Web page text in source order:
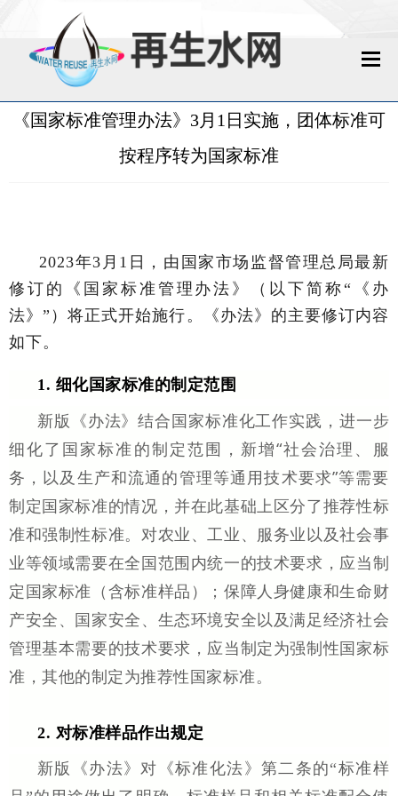
技术资料
学术交流
学术前沿
《国家标准管理办法》3月1日实施，团体标准可
按程序转为国家标准
2023年3月1日，由国家市场监督管理总局最新
修订的《国家标准管理办法》（以下简称“《办
法》”）将正式开始施行。
《办法》的主要修订内容
如下。
1. 细化国家标准的制定范围
新版《办法》结合国家标准化工作实践，进一步
细化了国家标准的制定范围，新增“社会治理、服
务，以及生产和流通的管理等通用技术要求”等需要
制定国家标准的情况，并在此基础上区分了推荐性标
准和强制性标准。对农业、工业、服务业以及社会事
业等领域需要在全国范围内统一的技术要求，应当制
定国家标准（含标准样品）；保障人身健康和生命财
产安全、国家安全、生态环境安全以及满足经济社会
管理基本需要的技术要求，应当制定为强制性国家标
准，其他的制定为推荐性国家标准。
2. 对标准样品作出规定
新版《办法》对《标准化法》第二条的“标准样